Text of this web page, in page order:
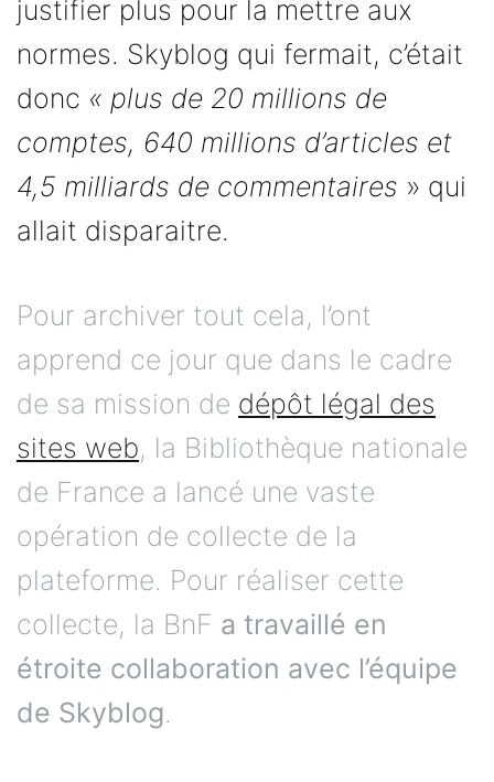
justifier plus pour la mettre aux
normes. Skyblog qui fermait, c’était
donc « plus de 20 millions de
comptes, 640 millions d’articles et
4,5 milliards de commentaires » qui
allait disparaitre.
Pour archiver tout cela, l’ont
apprend ce jour que dans le cadre
de sa mission de dépôt légal des
sites web, la Bibliothèque nationale
de France a lancé une vaste
opération de collecte de la
plateforme. Pour réaliser cette
collecte, la BnF a travaillé en
étroite collaboration avec l’équipe
de Skyblog.